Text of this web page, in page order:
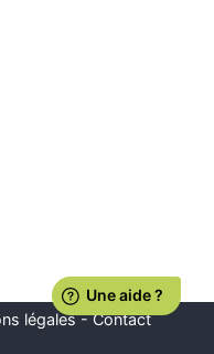
légales-Contact